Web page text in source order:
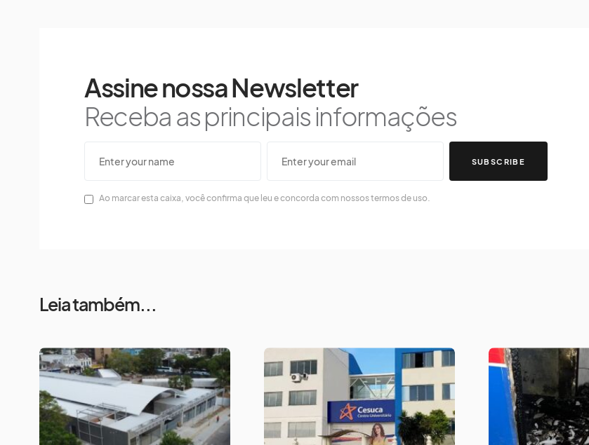
Assine nossa Newsletter
Receba as principais informações
SUBSCRIBE
Ao marcar esta caixa, você confirma que leu e concorda com nossos termos de uso.
Leia também...